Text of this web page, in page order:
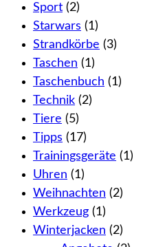
Sport (2)
Starwars (1)
Strandkörbe (3)
Taschen (1)
Taschenbuch (1)
Technik (2)
Tiere (5)
Tipps (17)
Trainingsgeräte (1)
Uhren (1)
Weihnachten (2)
Werkzeug (1)
Winterjacken (2)